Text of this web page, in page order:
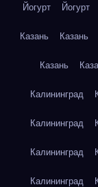
Йогурт Йогурт
Казань Казань
Казань
Калининград
Калининград
Калининград
Калининград